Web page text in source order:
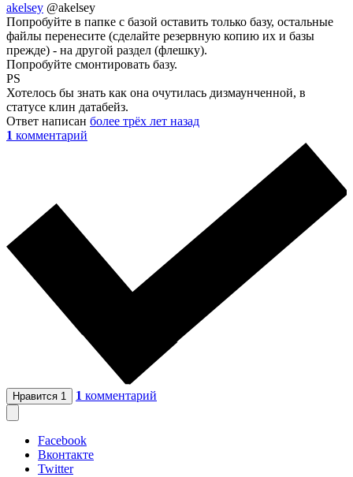
akelsey @akelsey
Попробуйте в папке с базой оставить только базу, остальные
файлы перенесите (сделайте резервную копию их и базы
прежде) - на другой раздел (флешку).
Попробуйте смонтировать базу.
PS
Хотелось бы знать как она очутилась дизмаунченной, в
статусе клин датабейз.
Ответ написан более трёх лет назад
1 комментарий
Нравится 1 1 комментарий
Facebook
Вконтакте
Twitter